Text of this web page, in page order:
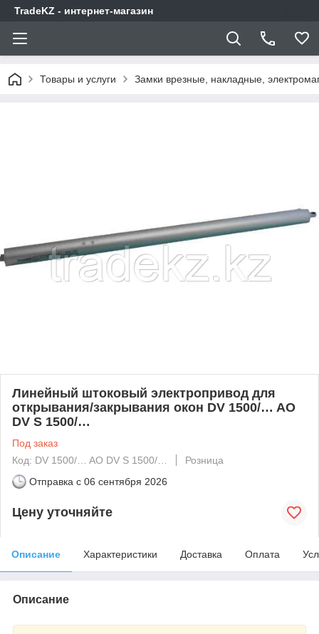
TradeKZ - интернет-магазин
Товары и услуги Замки врезные, накладные,
Линейный штоковый электропривод для
открывания/закрывания окон DV 1500/… AO
DV S 1500/…
Под заказ
Код: DV 1500/… AO DV S 1500/…
Розница
Отправка с 06 сентября 2026
Цену уточняйте
Описание Характеристики Доставка Оплата
Описание